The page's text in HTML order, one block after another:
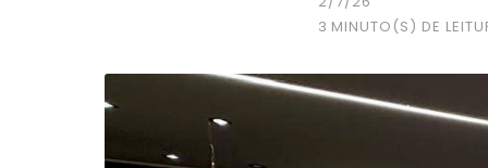
3 MINUTO(S) DE